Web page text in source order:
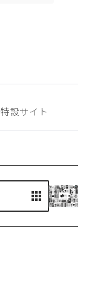
特設サイト